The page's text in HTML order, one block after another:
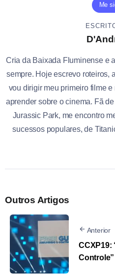
Me
Cria da Baixada Fluminense e
sempre. Hoje escrevo roteiros,
vou dirigir meu primeiro filme
aprender sobre o cinema. Fã
Jurassic Park, me encontro
sucessos populares, de
Outros Artigos
Anterior
CCXP19: